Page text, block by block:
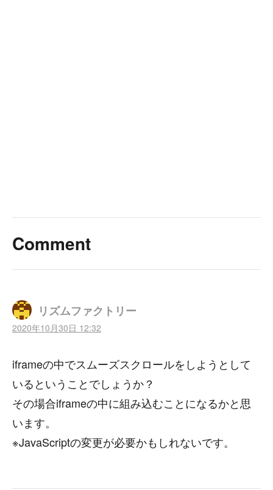
Comment
リズムファクトリー
2020年10月30日 12:32
iframeの中でスムーズスクロールをしようとして
いるということでしょうか？
その場合iframeの中に組み込むことになるかと思
います。
※JavaScriptの変更が必要かもしれないです。